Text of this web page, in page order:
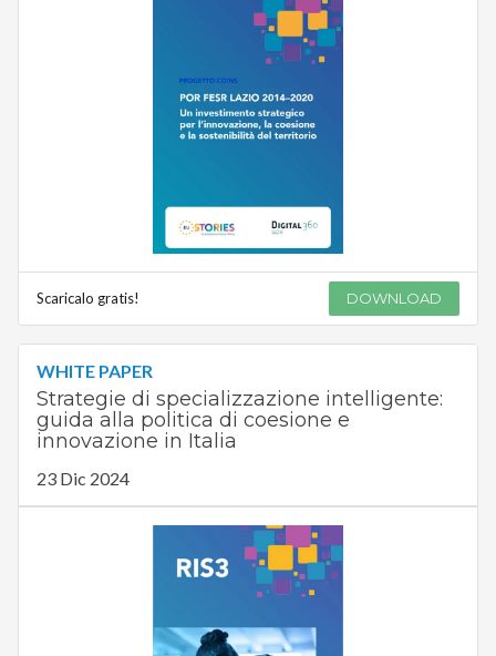
Scaricalo gratis! DOWNLOAD
WHITE PAPER
Strategie di specializzazione intelligente:
guida alla politica di coesione e
innovazione in Italia
23 Dic 2024